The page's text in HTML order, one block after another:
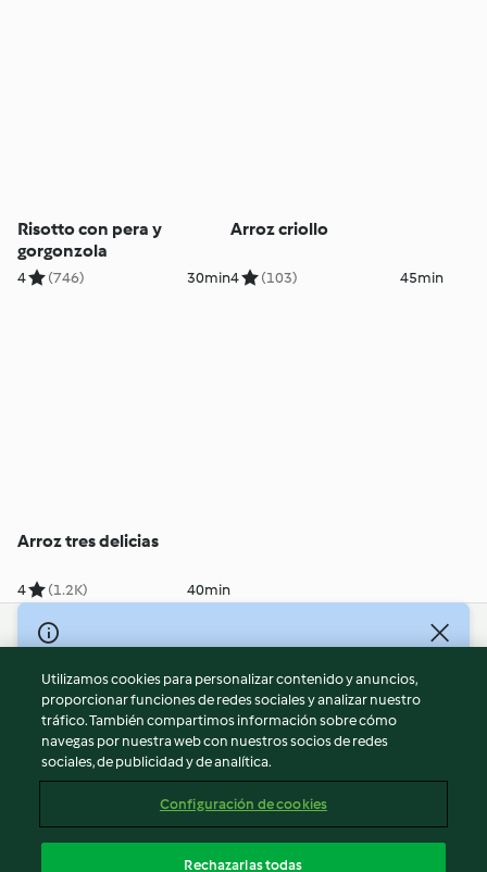
Risotto con pera y
gorgonzola
4 (746) 30min
Arroz criollo
4 (103) 45min
Arroz tres delicias
4 (1.2K) 40min
© Copyright 2026
Términos de uso
Política de privacidad
Aviso legal
Información legal
Reportar contenido
Utilizamos cookies para personalizar contenido y anuncios,
proporcionar funciones de redes sociales y analizar nuestro
tráfico. También compartimos información sobre cómo
navegas por nuestra web con nuestros socios de redes
sociales, de publicidad y de analítica.
Configuración de cookies
Rechazarlas todas